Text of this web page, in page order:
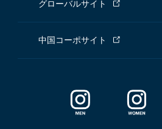
グローバルサイト
中国コーポサイト